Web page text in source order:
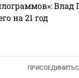
на 21 год